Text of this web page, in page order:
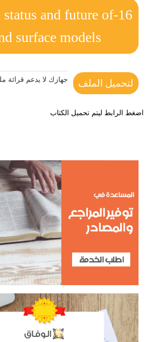
status and future of
surface models
لتحميل الملف جهازك لا يدعم قرائة
اضغط الرابط ليتم تحميل الكتاب